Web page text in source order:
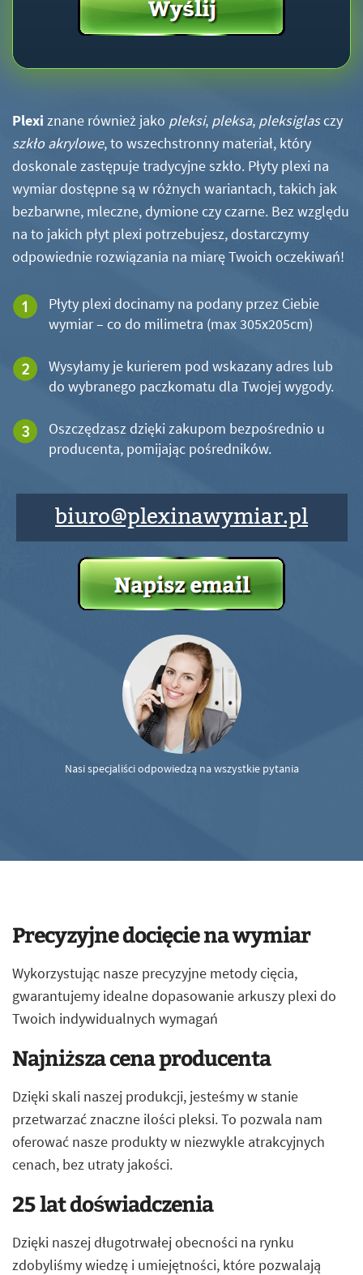
Plexi znane również jako pleksi, pleksa, pleksiglasczy
szkło akrylowe, to wszechstronny materiał, który
doskonale zastępuje tradycyjne szkło. Płyty plexi na
wymiar dostępne są w różnych wariantach, takich jak
bezbarwne, mleczne, dymione czy czarne. Bez względu
na to jakich płyt plexi potrzebujesz, dostarczymy
odpowiednie rozwiązania na miarę Twoich oczekiwań!
Płyty plexi docinamy na podany przez Ciebie
wymiar – co do milimetra (max 305x205cm)
Wysyłamy je kurierem pod wskazany adres lub
do wybranego paczkomatu dla Twojej wygody.
Oszczędzasz dzięki zakupom bezpośrednio u
producenta, pomijając pośredników.
biuro@plexinawymiar.pl
Nasi specjaliści odpowiedzą na wszystkie pytania
Precyzyjne docięcie na wymiar
Wykorzystując nasze precyzyjne metody cięcia,
gwarantujemy idealne dopasowanie arkuszy plexi do
Twoich indywidualnych wymagań
Najniższa cena producenta
Dzięki skali naszej produkcji, jesteśmy w stanie
przetwarzać znaczne ilości pleksi. To pozwala nam
oferować nasze produkty w niezwykle atrakcyjnych
cenach, bez utraty jakości.
25 lat doświadczenia
Dzięki naszej długotrwałej obecności na rynku
zdobyliśmy wiedzę i umiejętności, które pozwalają